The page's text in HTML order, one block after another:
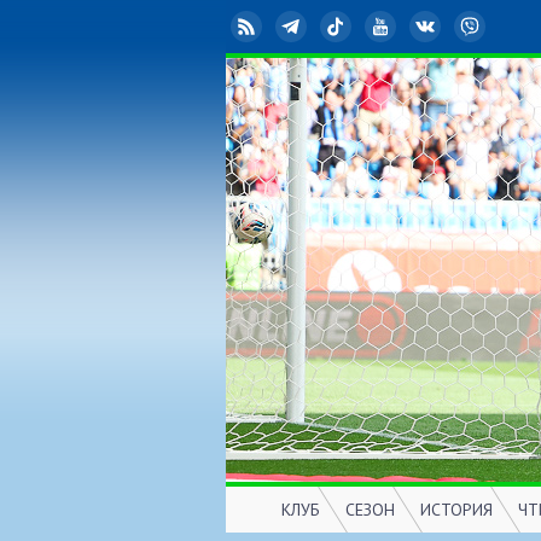
RSS TelegramTikTok YouTubeВКонтакте
КЛУБ
СЕЗОН
ИСТОРИЯ